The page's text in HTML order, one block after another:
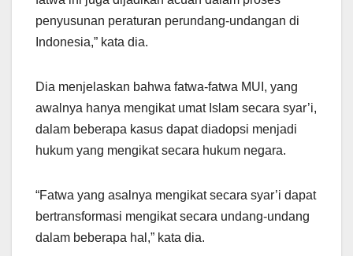
penyusunan peraturan perundang-undangan di
Indonesia,” kata dia.
Dia menjelaskan bahwa fatwa-fatwa MUI, yang
awalnya hanya mengikat umat Islam secara syar’i,
dalam beberapa kasus dapat diadopsi menjadi
hukum yang mengikat secara hukum negara.
“Fatwa yang asalnya mengikat secara syar’i dapat
bertransformasi mengikat secara undang-undang
dalam beberapa hal,” kata dia.